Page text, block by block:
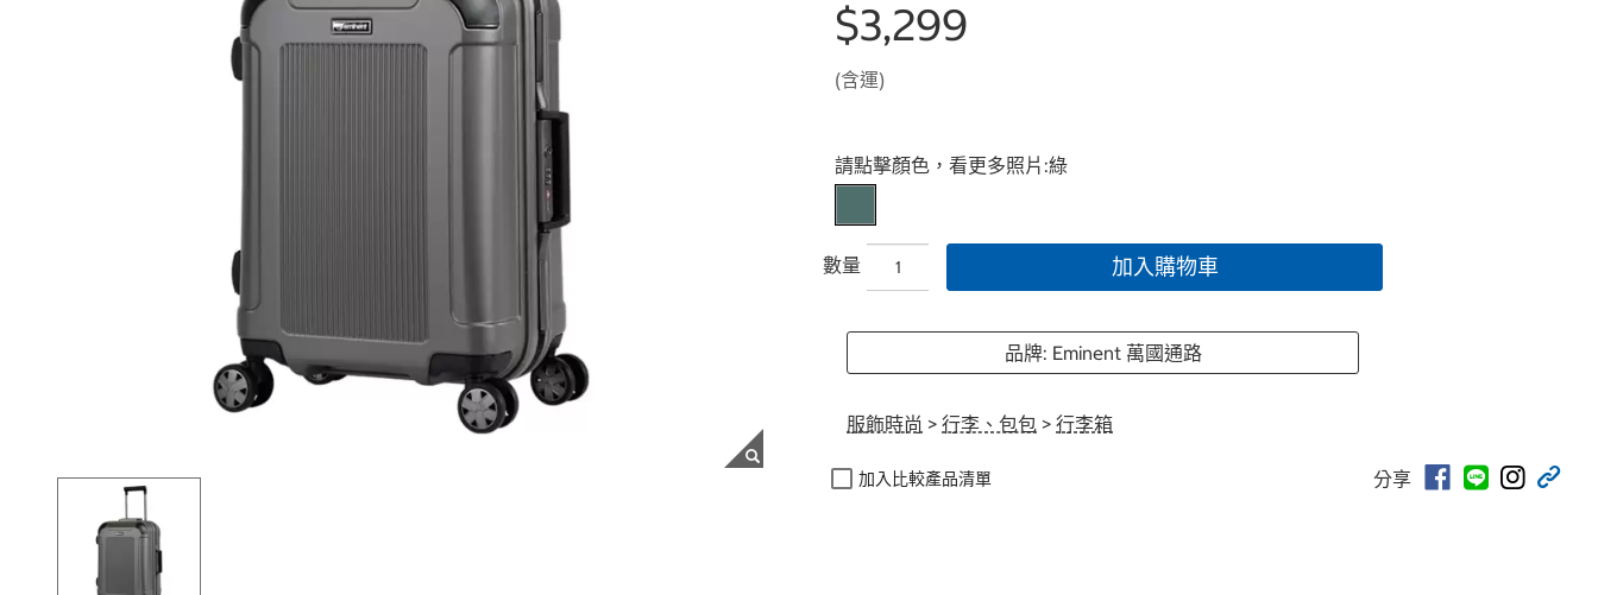
$3,299
(含運)
Select product
請點擊顏色，看更多照片:綠
數量 加入購物車
品牌: Eminent 萬國通路
服飾時尚 > 行李、包包 > 行李箱
加入比較產品清單 分享